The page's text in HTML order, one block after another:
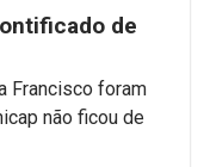
de
Francisco foram
não ficou de